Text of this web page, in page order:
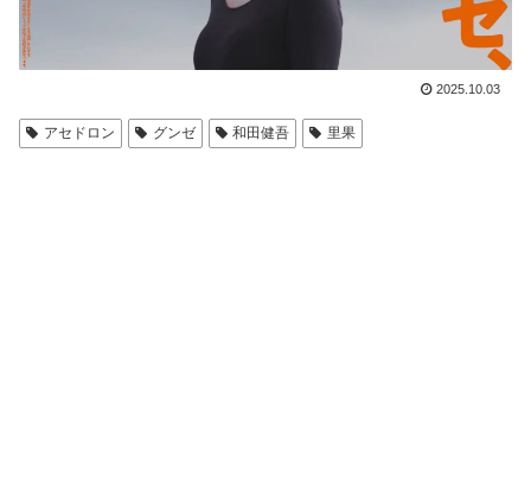
2025.10.03
アセドロン グンゼ 和田健吾 里果